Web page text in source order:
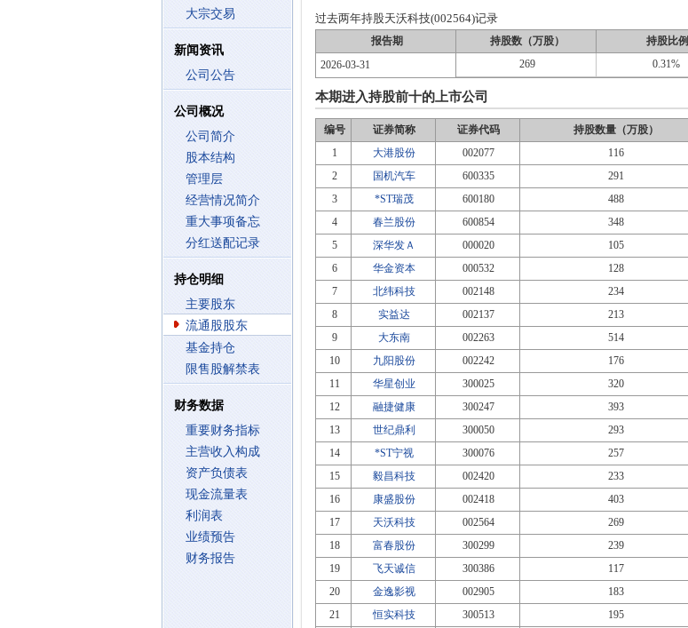
大宗交易
新闻资讯
公司公告
公司概况
公司简介
股本结构
管理层
经营情况简介
重大事项备忘
分红送配记录
持仓明细
主要股东
流通股股东
基金持仓
限售股解禁表
财务数据
重要财务指标
主营收入构成
资产负债表
现金流量表
利润表
业绩预告
财务报告
过去两年持股天沃科技(002564)记录
报告期 持股数（万股） 持股比例
2026-03-31
269 0.31%
本期进入持股前十的上市公司
编号 证券简称 证券代码 持股数量（万股）
1
大港股份 002077 116
2
国机汽车 600335 291
3
*ST瑞茂 600180 488
4
春兰股份 600854 348
5
深华发Ａ 000020 105
6
华金资本 000532 128
7
北纬科技 002148 234
8
实益达 002137 213
9
大东南 002263 514
10
九阳股份 002242 176
11
华星创业 300025 320
12
融捷健康 300247 393
13
世纪鼎利 300050 293
14
*ST宁视 300076 257
15
毅昌科技 002420 233
16
康盛股份 002418 403
17
天沃科技 002564 269
18
富春股份 300299 239
19
飞天诚信 300386 117
20
金逸影视 002905 183
21
恒实科技 300513 195